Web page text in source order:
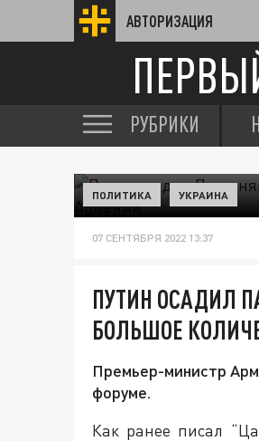
АВТОРИЗАЦИЯ
РУБРИКИ
ПОЛИТИКА УКРАИНА
07 СЕНТЯБРЯ 2022 13:37
ПУТИН ОСАДИЛ
БОЛЬШОЕ
Премьер-министр
форуме.
Как ранее писал